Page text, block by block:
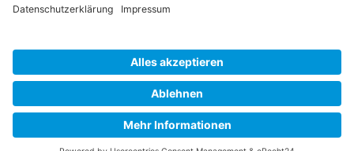
© Stadtverwaltung Weißenberg
Webdesign CARA WEBB